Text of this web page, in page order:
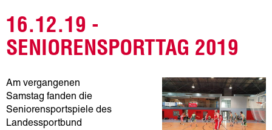
16.12.19 -
SENIORENSPORTTAG 2019
Am vergangenen
Samstag fanden die
Seniorensportspiele des
Landessportbund